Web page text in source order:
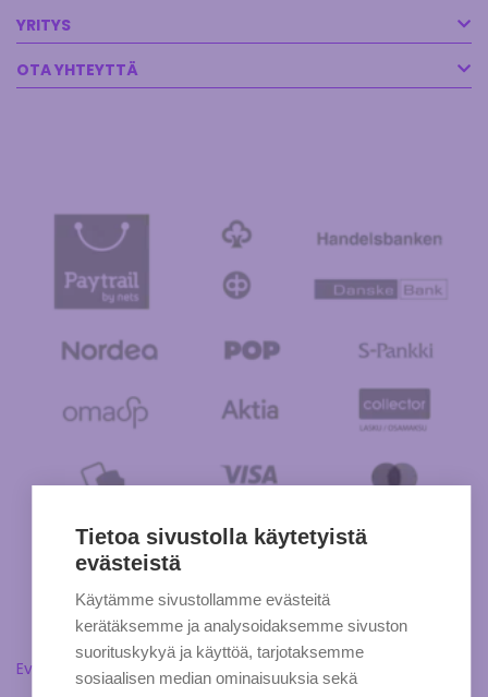
YRITYS
OTA YHTEYTTÄ
Evästeasetukset
Tietoa sivustolla käytetyistä
evästeistä
Käytämme sivustollamme evästeitä
kerätäksemme ja analysoidaksemme sivuston
suorituskykyä ja käyttöä, tarjotaksemme
sosiaalisen median ominaisuuksia sekä